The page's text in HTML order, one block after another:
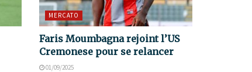
MERCATO
Faris Moumbagna rejoint l’US
Cremonese pour se relancer
01/09/2025